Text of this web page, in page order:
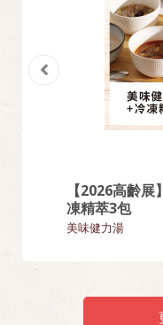
【2026高齡
凍精萃3包
美味健力湯